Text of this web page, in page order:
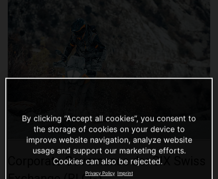
Corporate Governance der SIX Swiss
By clicking “Accept all cookies”, you consent to
the storage of cookies on your device to
improve website navigation, analyze website
usage and support our marketing efforts.
Cookies can also be rejected.
Privacy Policy Imprint